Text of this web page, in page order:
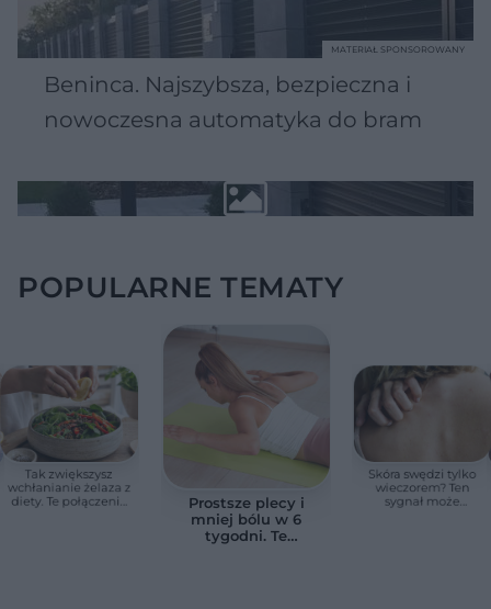
Beninca. Najszybsza, bezpieczna i
nowoczesna automatyka do bram
MATERIAŁ SPONSOROWANY
POPULARNE TEMATY
Tak zwiększysz
wchłanianie żelaza z
diety. Te połączenia
Prostsze plecy i
mniej bólu w 6
tygodni. Te
Skóra swędzi tylko
wieczorem? Ten
sygnał może